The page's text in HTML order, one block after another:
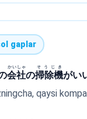
gaplar
会社
かいしゃ
の掃除機
そうじき
がい
qaysi